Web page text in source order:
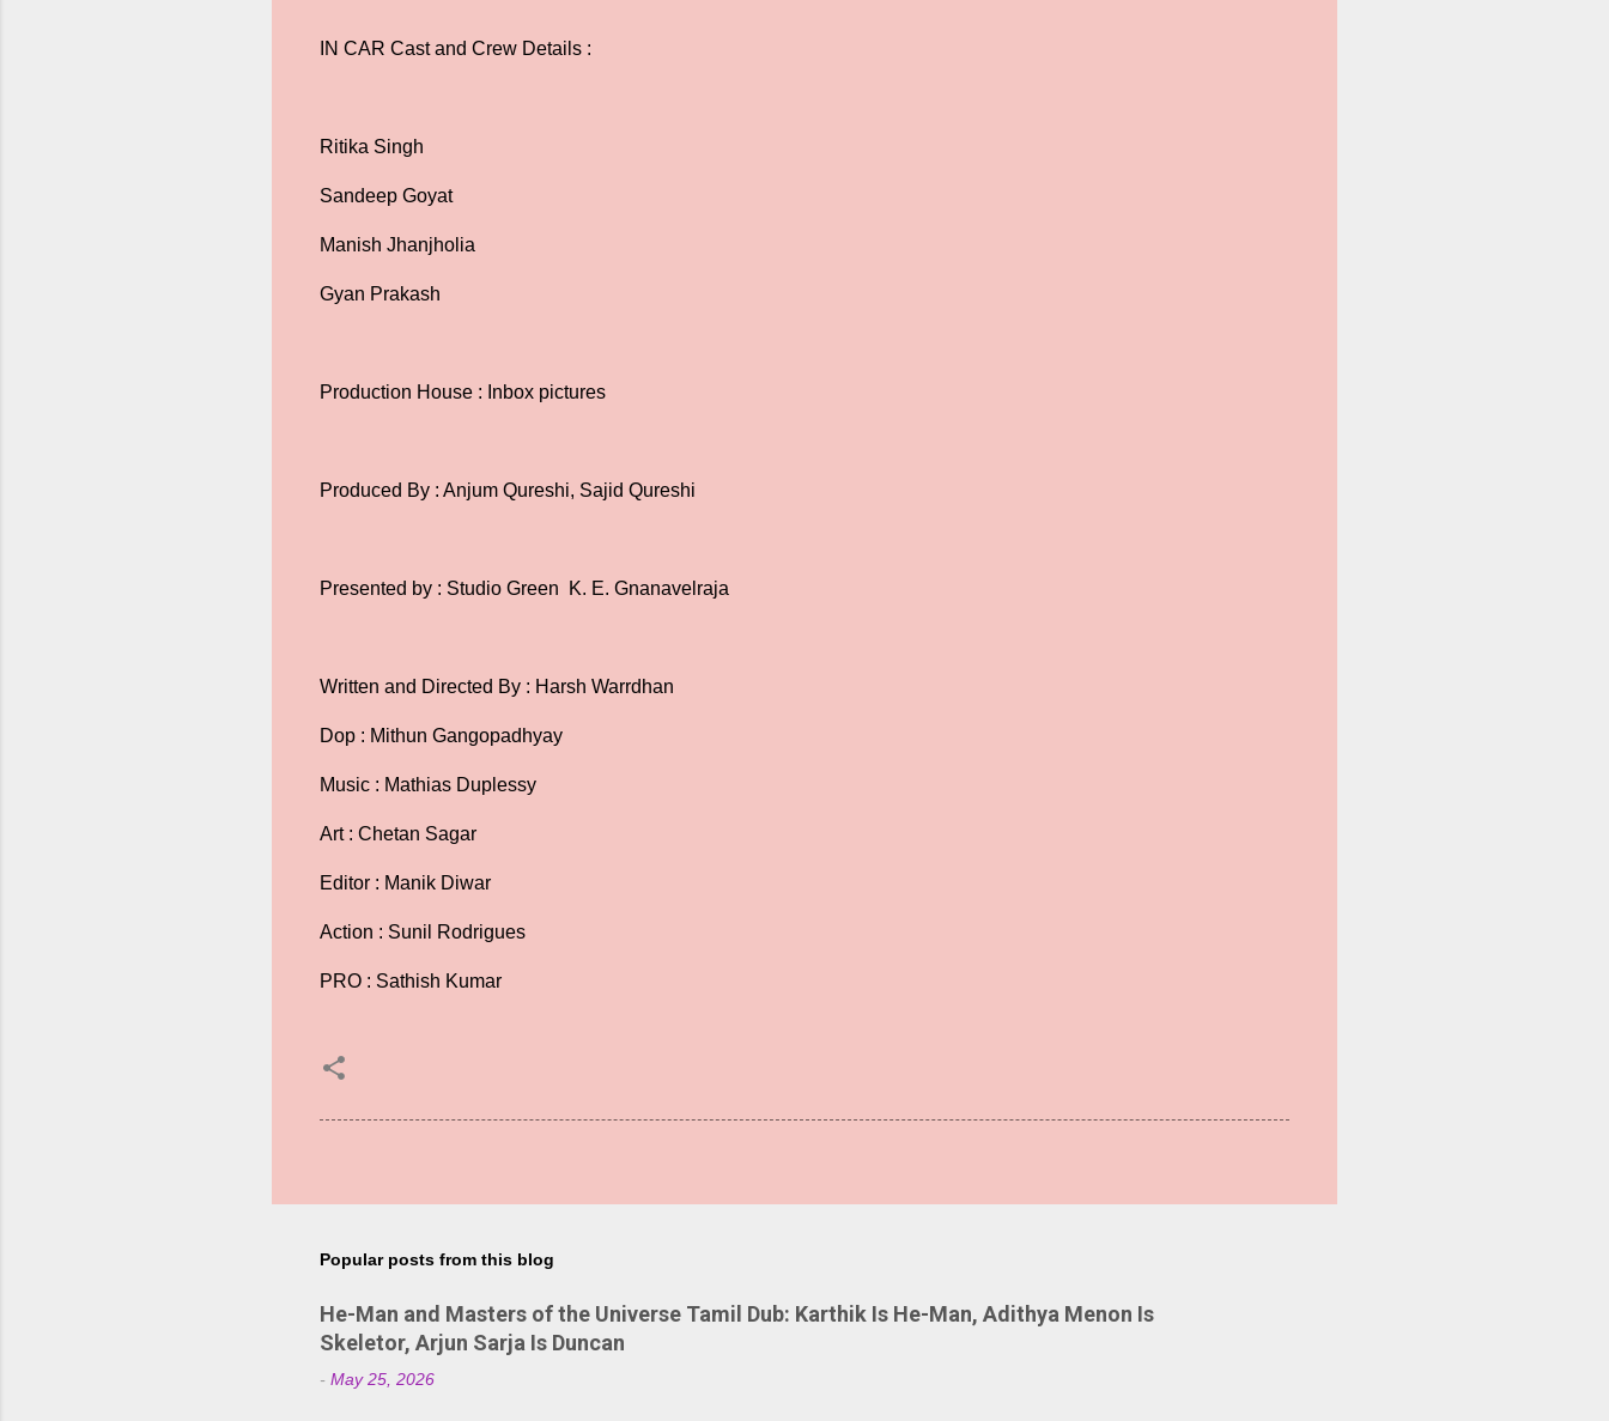
IN CAR Cast and Crew Details :
Ritika Singh
Sandeep Goyat
Manish Jhanjholia
Gyan Prakash
Production House : Inbox pictures
Produced By : Anjum Qureshi, Sajid Qureshi
Presented by : Studio Green K. E. Gnanavelraja
Written and Directed By : Harsh Warrdhan
Dop : Mithun Gangopadhyay
Music : Mathias Duplessy
Art : Chetan Sagar
Editor : Manik Diwar
Action : Sunil Rodrigues
PRO : Sathish Kumar
Popular posts from this blog
He-Man and Masters of the Universe Tamil Dub: Karthik Is He-Man, Adithya Menon Is
Skeletor, Arjun Sarja Is Duncan
- May 25, 2026